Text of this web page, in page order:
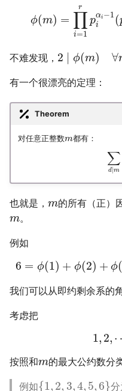
ϕ(m) =
r
∏
i=1
pαi −1
i (
不难发现， 2 ∣ ϕ(m) ∀
有一个很漂亮的定理：
Theorem
对任意正整数m都有：
∑
d ∣m
也就是， m的所有（正）
m。
例如
6 = ϕ(1) + ϕ(2) + ϕ(
我们可以从即约剩余系的
考虑把
1, 2,
按照和m的最大公约数分
例如{1, 2, 3,4, 5, 6}